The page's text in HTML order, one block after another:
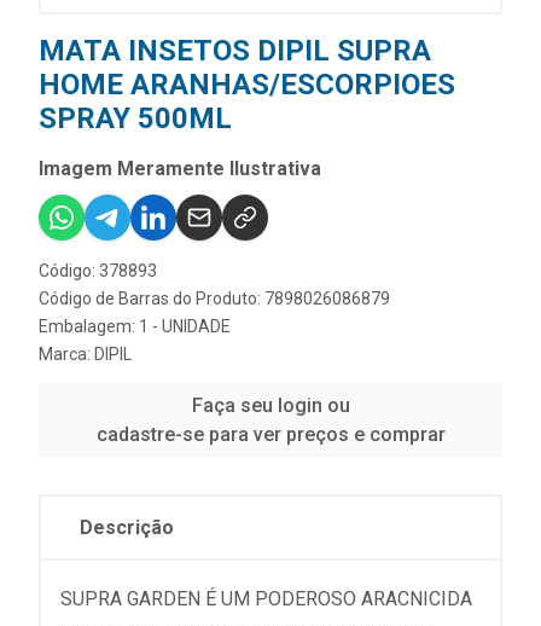
MATA INSETOS DIPIL SUPRA
HOME ARANHAS/ESCORPIOES
SPRAY 500ML
Imagem Meramente Ilustrativa
Código: 378893
Código de Barras do Produto: 7898026086879
Embalagem: 1 - UNIDADE
Marca: DIPIL
Faça seu login ou
cadastre-se para ver preços e comprar
Descrição
SUPRA GARDEN É UM PODEROSO ARACNICIDA